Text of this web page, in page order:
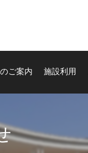
ご案内 施設利用